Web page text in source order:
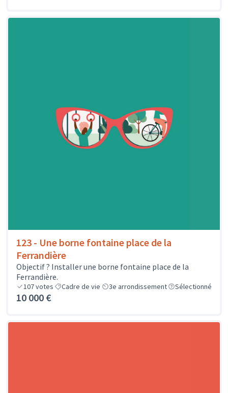
123 - Une borne fontaine place de la
Ferrandière
Objectif ? Installer une borne fontaine place de la
Ferrandière.
107votes Cadre de vie 3e arrondissement Sélectionné
10 000 €